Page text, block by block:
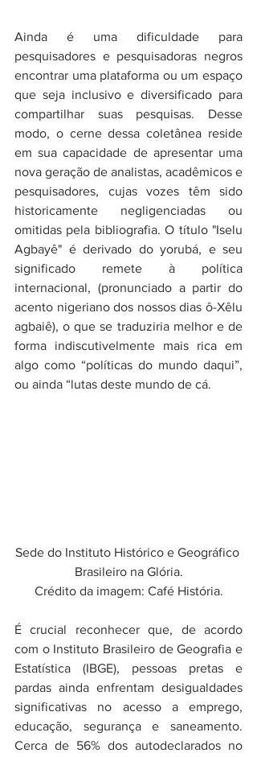
Ainda é uma dificuldade para
pesquisadores e pesquisadoras negros
encontrar uma plataforma ou um espaço
que seja inclusivo e diversificado para
compartilhar suas pesquisas. Desse
modo, o cerne dessa coletânea reside
em sua capacidade de apresentar uma
nova geração de analistas, acadêmicos e
pesquisadores, cujas vozes têm sido
historicamente negligenciadas ou
omitidas pela bibliografia. O título "Iselu
Agbayê" é derivado do yorubá, e seu
significado remete à política
internacional, (pronunciado a partir do
acento nigeriano dos nossos dias ô-Xêlu
agbaiê), o que se traduziria melhor e de
forma indiscutivelmente mais rica em
algo como “políticas do mundo daqui”,
ou ainda “lutas deste mundo de cá.
Sede do Instituto Histórico e Geográfico
Brasileiro na Glória.
Crédito da imagem: Café História.
É crucial reconhecer que, de acordo
com o Instituto Brasileiro de Geografia e
Estatística (IBGE), pessoas pretas e
pardas ainda enfrentam desigualdades
significativas no acesso a emprego,
educação, segurança e saneamento.
Cerca de 56% dos autodeclarados no